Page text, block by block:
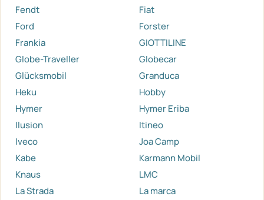
Fendt
Fiat
Ford
Forster
Frankia
GIOTTILINE
Globe-Traveller
Globecar
Glücksmobil
Granduca
Heku
Hobby
Hymer
Hymer Eriba
Ilusion
Itineo
Iveco
Joa Camp
Kabe
Karmann Mobil
Knaus
LMC
La Strada
La marca